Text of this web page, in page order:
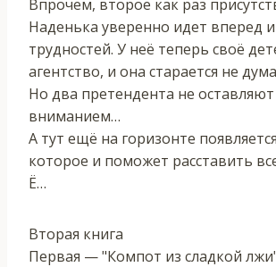
Впрочем, второе как раз
Наденька уверенно идет вперед и
трудностей. У неё теперь своё
агентство, и она старается не
Но два претендента не
вниманием…
А тут ещё на горизонте
которое и поможет расставить
Ё…
Вторая книга
Первая — "Компот из сладкой